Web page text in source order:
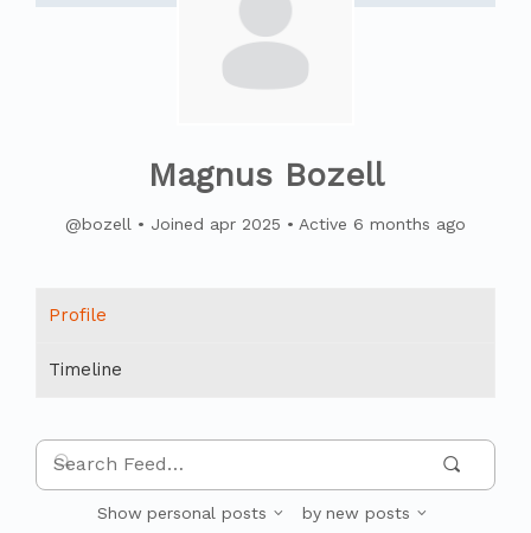
Magnus Bozell
@bozell • Joined apr 2025 • Active 6 months ago
Profile
Timeline
Search
Show personal posts by new posts